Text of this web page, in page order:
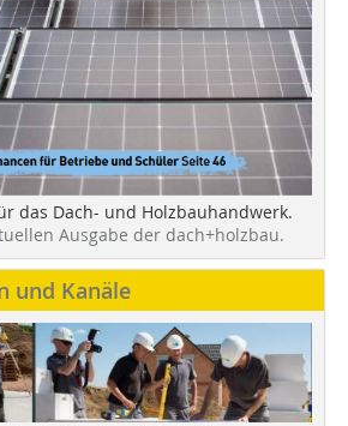
das Dach- und Holzbauhandwerk.
Ausgabe der dach+holzbau.
und Kanäle